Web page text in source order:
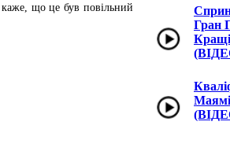
каже, що це був повільний
Гран